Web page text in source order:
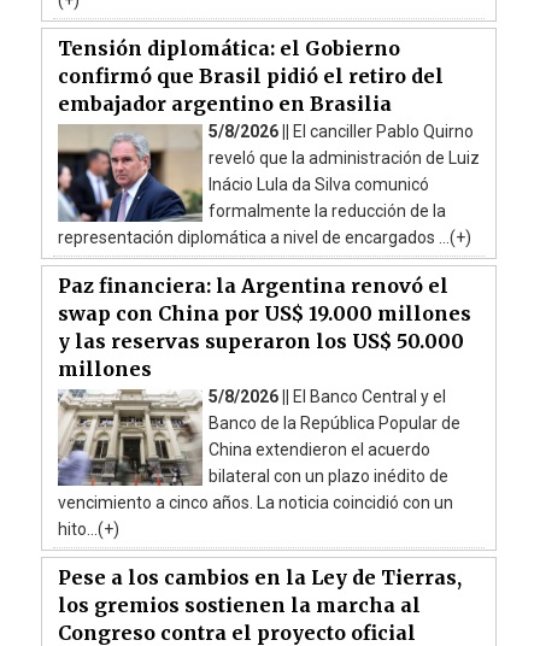
Tensión diplomática: el Gobierno
confirmó que Brasil pidió el retiro del
embajador argentino en Brasilia
5/8/2026 ||
El canciller Pablo Quirno
reveló que la administración de Luiz
Inácio Lula da Silva comunicó
formalmente la reducción de la
representación diplomática a nivel de encargados ...(+)
Paz financiera: la Argentina renovó el
swap con China por US$ 19.000 millones
y las reservas superaron los US$ 50.000
millones
5/8/2026 ||
El Banco Central y el
Banco de la República Popular de
China extendieron el acuerdo
bilateral con un plazo inédito de
vencimiento a cinco años. La noticia coincidió con un
hito...(+)
Pese a los cambios en la Ley de Tierras,
los gremios sostienen la marcha al
Congreso contra el proyecto oficial